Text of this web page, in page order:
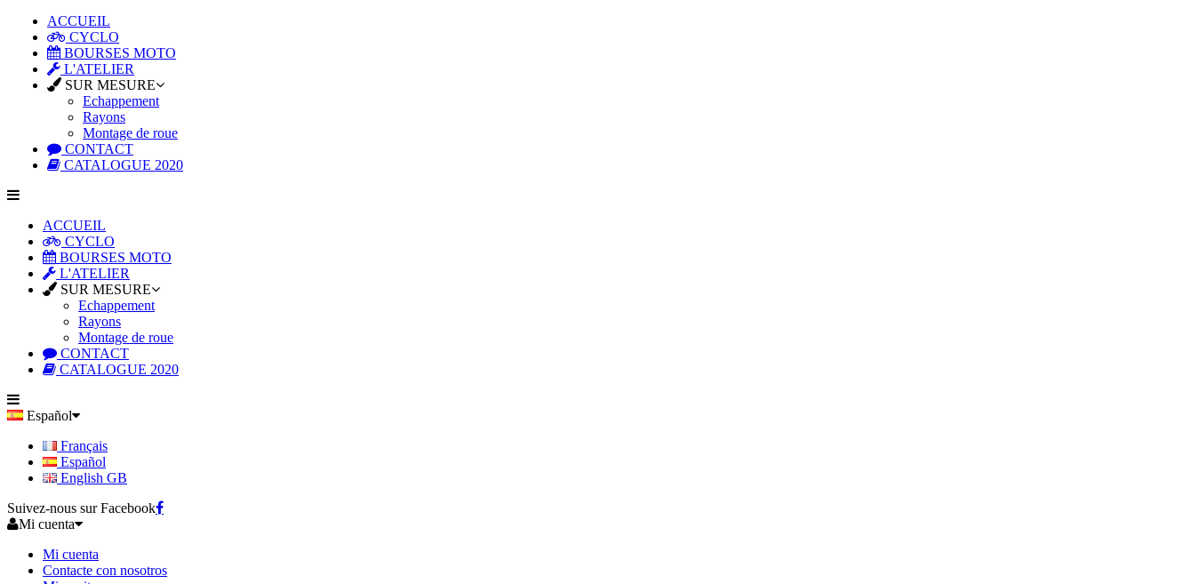
ACCUEIL
CYCLO
BOURSES MOTO
L'ATELIER
SUR MESURE
Echappement
Rayons
Montage de roue
CONTACT
CATALOGUE 2020
ACCUEIL
CYCLO
BOURSES MOTO
L'ATELIER
SUR MESURE
Echappement
Rayons
Montage de roue
CONTACT
CATALOGUE 2020
Español
Français
Español
English GB
Suivez-nous sur Facebook
Mi cuenta
Mi cuenta
Contacte con nosotros